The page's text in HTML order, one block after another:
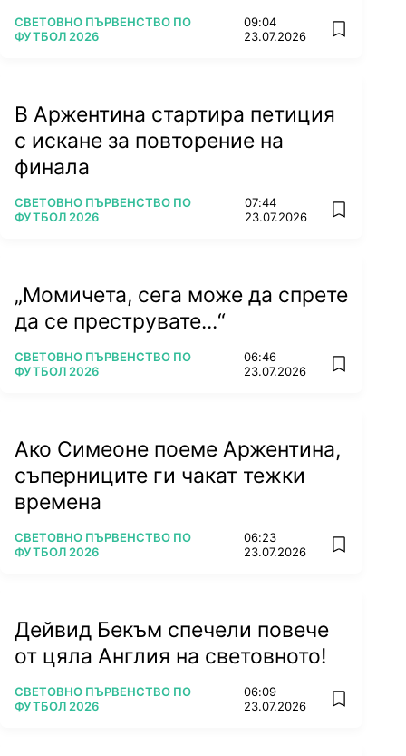
ПОВЕЧЕ ОТ
СВЕТОВНО ПЪРВЕНСТВО ПО
ФУТБОЛ 2026
09:04
23.07.2026
add
В Аржентина стартира петиция
с искане за повторение на
финала
ПОВЕЧЕ ОТ
СВЕТОВНО ПЪРВЕНСТВО ПО
ФУТБОЛ 2026
07:44
23.07.2026
add
„Момичета, сега може да спрете
да се преструвате...“
ПОВЕЧЕ ОТ
СВЕТОВНО ПЪРВЕНСТВО ПО
ФУТБОЛ 2026
06:46
23.07.2026
add
Ако Симеоне поеме Аржентина,
съперниците ги чакат тежки
времена
ПОВЕЧЕ ОТ
СВЕТОВНО ПЪРВЕНСТВО ПО
ФУТБОЛ 2026
06:23
23.07.2026
add
Дейвид Бекъм спечели повече
от цяла Англия на световното!
ПОВЕЧЕ ОТ
СВЕТОВНО ПЪРВЕНСТВО ПО
ФУТБОЛ 2026
06:09
23.07.2026
add